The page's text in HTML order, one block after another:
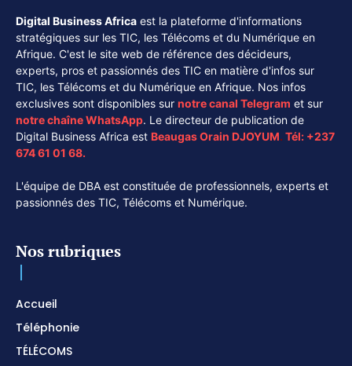
Digital Business Africa est la plateforme d'informations
stratégiques sur les TIC, les Télécoms et du Numérique en
Afrique. C'est le site web de référence des décideurs,
experts, pros et passionnés des TIC en matière d'infos sur
TIC, les Télécoms et du Numérique en Afrique. Nos infos
exclusives sont disponibles sur notre canal Telegram et sur
notre chaîneWhatsApp. Le directeur de publication de
Digital Business Africa est Beaugas Orain DJOYUM. Tél: +237
674 61 01 68.
L'équipe de DBA est constituée de professionnels, experts et
passionnés des TIC, Télécoms et Numérique.
Nos rubriques
Accueil
Téléphonie
TÉLÉCOMS